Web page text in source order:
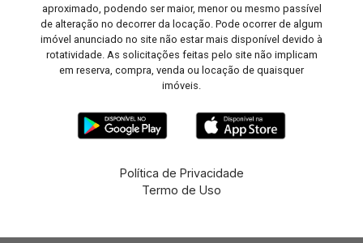
aproximado, podendo ser maior, menor ou mesmo passível
de alteração no decorrer da locação. Pode ocorrer de algum
imóvel anunciado no site não estar mais disponível devido à
rotatividade. As solicitações feitas pelo site não implicam
em reserva, compra, venda ou locação de quaisquer
imóveis.
Política de Privacidade
Termo de Uso